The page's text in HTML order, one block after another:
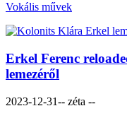
Vokális művek
Erkel Ferenc
lemezéről
2023-12-31-- zéta --